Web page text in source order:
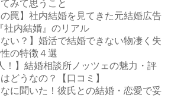
みて思うこと
の罠】社内結婚を見てきた元結婚広告
社内結婚』のリアル
ない？】婚活で結婚できない物凄く失
の特徴４選
！】結婚相談所ノッツェの魅力・評
どうなの？【口コミ】
に聞いた！彼氏との結婚・恋愛で妥